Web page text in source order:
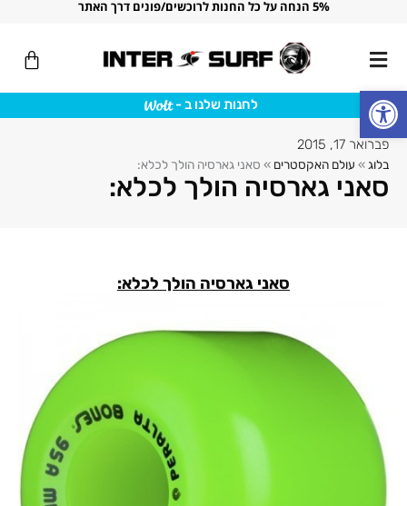
פתח סרגל נגישות
5% הנחה על כל החנות לרוכשים/פונים דרך האתר
לחנות שלנו ב -
פברואר 17, 2015
בלוג» עולם האקסטרים » סאני גארסיה הולך לכלא:
סאני גארסיה הולך לכלא:
סאני גארסיה הולך לכלא: